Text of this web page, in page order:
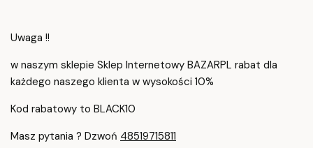
Uwaga !!
w naszym sklepie Sklep Internetowy BAZARPL rabat dla
każdego naszego klienta w wysokości 10%
Kod rabatowy to BLACK10
Masz pytania ? Dzwoń 48519715811